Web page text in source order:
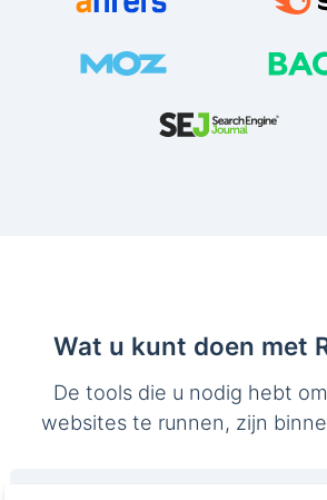
Wat u kunt doen met
De tools die u nodig hebt
websites te runnen, zijn